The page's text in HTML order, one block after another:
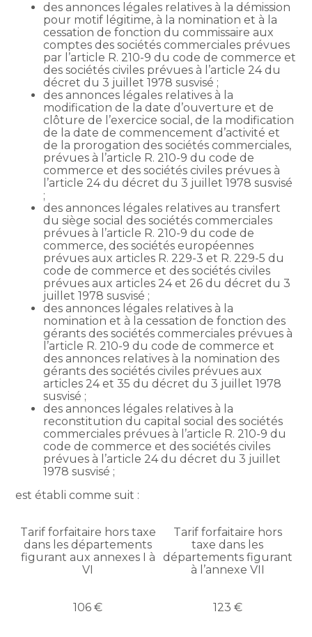
des annonces légales relatives à la démission
pour motif légitime, à la nomination et à la
cessation de fonction du commissaire aux
comptes des sociétés commerciales prévues
par l’article R. 210-9 du code de commerce et
des sociétés civiles prévues à l’article 24 du
décret du 3 juillet 1978 susvisé ;
des annonces légales relatives à la
modification de la date d’ouverture et de
clôture de l’exercice social, de la modification
de la date de commencement d’activité et
de la prorogation des sociétés commerciales,
prévues à l’article R. 210-9 du code de
commerce et des sociétés civiles prévues à
l’article 24 du décret du 3 juillet 1978 susvisé
;
des annonces légales relatives au transfert
du siège social des sociétés commerciales
prévues à l’article R. 210-9 du code de
commerce, des sociétés européennes
prévues aux articles R. 229-3 et R. 229-5 du
code de commerce et des sociétés civiles
prévues aux articles 24 et 26 du décret du 3
juillet 1978 susvisé ;
des annonces légales relatives à la
nomination et à la cessation de fonction des
gérants des sociétés commerciales prévues à
l’article R. 210-9 du code de commerce et
des annonces relatives à la nomination des
gérants des sociétés civiles prévues aux
articles 24 et 35 du décret du 3 juillet 1978
susvisé ;
des annonces légales relatives à la
reconstitution du capital social des sociétés
commerciales prévues à l’article R. 210-9 du
code de commerce et des sociétés civiles
prévues à l’article 24 du décret du 3 juillet
1978 susvisé ;
est établi comme suit :
Tarif forfaitaire hors taxe
dans les départements
figurant aux annexes I à
VI
Tarif forfaitaire hors
taxe dans les
départements figurant
à l’annexe VII
106 € 123 €